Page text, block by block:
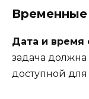
Дата и время
задача должна
доступной